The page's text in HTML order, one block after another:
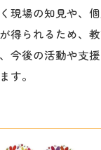
現場の知見や、
得られるため、
今後の活動や支
す。